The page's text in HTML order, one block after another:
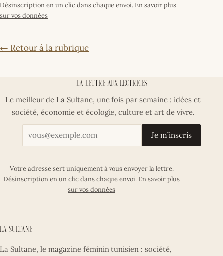
Désinscription en un clic dans chaque envoi.En savoir plus
sur vos données
← Retour à la rubrique
La lettre aux lectrices
Le meilleur de La Sultane, une fois par semaine : idées et
société, économie et écologie, culture et art de vivre.
Votre adresse email
Je m’inscris
Votre adresse sert uniquement à vous envoyer la lettre.
Désinscription en un clic dans chaque envoi.En savoir plus
sur vos données
La Sultane
La Sultane, le magazine féminin tunisien : société,